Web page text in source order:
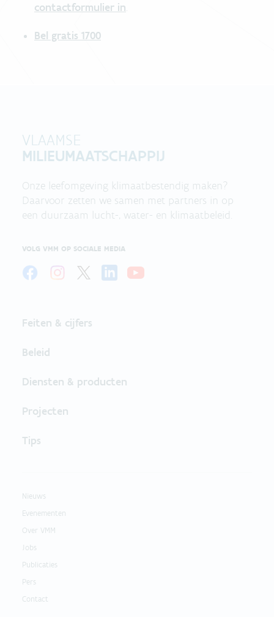
contactformulier in.
Bel gratis 1700
VLAAMSE
MILIEUMAATSCHAPPIJ
Onze leefomgeving klimaatbestendig maken?
Daarvoor zetten we samen met partners in op
een duurzaam lucht-, water- en klimaatbeleid.
VOLG VMM OP SOCIALE MEDIA
Feiten & cijfers
Beleid
Diensten & producten
Projecten
Tips
Nieuws
Evenementen
Over VMM
Jobs
Publicaties
Pers
Contact